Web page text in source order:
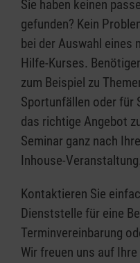
Sie haben keinen
gefunden? Kein
bei der Auswahl eines
Hilfe-Kurses.
zum Beispiel zu
Sportunfällen oder für
das richtige Angebot
Seminar ganz nach
Inhouse-Veranstaltung.
Kontaktieren Sie
Dienststelle für eine
Terminvereinbarung
Wir freuen uns auf